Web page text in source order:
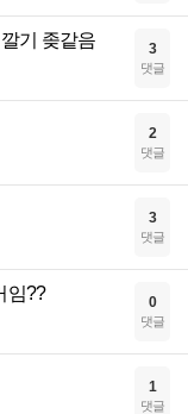
기 좆같음 3
댓글
2
댓글
3
댓글
임?? 0
댓글
1
댓글